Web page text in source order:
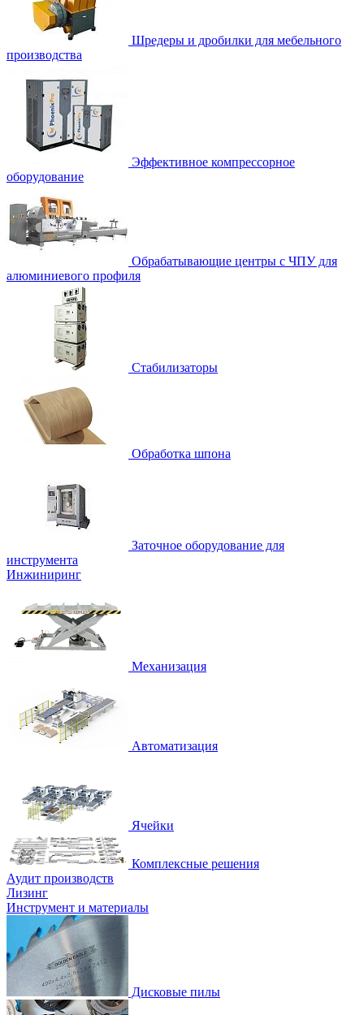
Шредеры и дробилки для мебельного
производства
Эффективное компрессорное
оборудование
Обрабатывающие центры с ЧПУ для
алюминиевого профиля
Стабилизаторы
Обработка шпона
Заточное оборудование для
инструмента
Инжиниринг
Механизация
Автоматизация
Ячейки
Комплексные решения
Аудит производств
Лизинг
Инструмент и материалы
Дисковые пилы